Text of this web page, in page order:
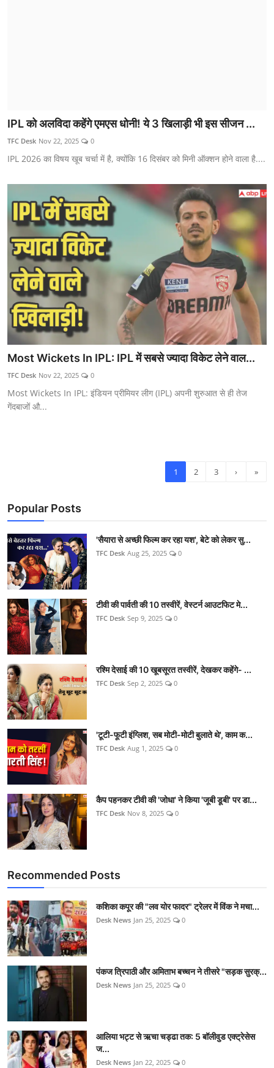
IPL को अलविदा कहेंगे एमएस धोनी! ये 3 खिलाड़ी भी इस सीजन ...
TFC Desk Nov 22, 2025 0
IPL 2026 का विषय खूब चर्चा में है, क्योंकि 16 दिसंबर को मिनी ऑक्शन होने वाला है....
Most Wickets In IPL: IPL में सबसे ज्यादा विकेट लेने वाल...
TFC Desk Nov 22, 2025 0
Most Wickets In IPL: इंडियन प्रीमियर लीग (IPL) अपनी शुरुआत से ही तेज
गेंदबाजों औ...
1 2 3 › »
Popular Posts
'सैयारा से अच्छी फिल्म कर रहा यश', बेटे को लेकर सु...
TFC Desk Aug 25, 2025 0
टीवी की पार्वती की 10 तस्वीरें, वेस्टर्न आउटफिट मे...
TFC Desk Sep 9, 2025 0
रश्मि देसाई की 10 खूबसूरत तस्वीरें, देखकर कहेंगे- ...
TFC Desk Sep 2, 2025 0
'टूटी-फूटी इंग्लिश, सब मोटी-मोटी बुलाते थे', काम क...
TFC Desk Aug 1, 2025 0
कैप पहनकर टीवी की 'जोधा' ने किया 'जूबी डूबी' पर डा...
TFC Desk Nov 8, 2025 0
Recommended Posts
कशिका कपूर की "लव योर फादर" ट्रेलर में विंक ने मचा...
Desk News Jan 25, 2025 0
पंकज त्रिपाठी और अमिताभ बच्चन ने तीसरे "सड़क सुरक्...
Desk News Jan 25, 2025 0
आलिया भट्ट से ऋचा चड्ढा तक: 5 बॉलीवुड एक्ट्रेसेस
ज...
Desk News Jan 22, 2025 0